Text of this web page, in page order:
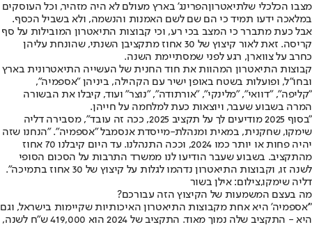
מצבו הכלכלי שלתיאטרוןהפרינג' בארץ מעולם לא היה מזהיר, וכל העוסקים
במלאכה ידעו תמיד כי הם שם לשם האמנות והנשמה, ולא בשביל הכסף.
אבל כעת מתברר כי המצב בכי רע, וכי קבוצות התיאטרון המובילות על סף
קריסה. זאת לאור קיצוץ של 30 אחוז מתקציבן השנתי, שהונחת עליהן
כחרב על צווארן, רגע לפני שמסתיימת השנה.
קבוצות התיאטרון המהוות את חוד החנית של העשייה התיאטרונית בארץ
ובחו"ל, ופועלות בשטח באופן ישיר עם הקהילה, ביניהן "אספמיה",
"קליפה", "דוואי", "מלינקי", "אורתודה", "נוצר" ועוד, קיבלו את הבשורה
המרה בשבוע שעבר, ויוצאות כעת למלחמה על חייהן.
"בסוף 2025 מודיעים לך על תקציב 2025, ככה זה עובד", מסבירה דליה
שימקו, שחקנית, במאית ומנהלת-מייסדת אנסמבל "אספמיה". "הנחנו שזה
יהיה פחות או יותר כמו 2024, וככה התנהלנו. עד היום קיבלנו 70 אחוז
מהתקציב. בשבוע שעבר הודיעו לנו ממשרד התרבות על הסכום הסופי
לשנה זו, וקבוצות התיאטרון נדהמו לגלות על קיצוץ של 30 אחוז בתמיכה".
דליה שימקו,צילום: אילן בשור
מה בעצם המשמעות של הקיצוץ הזה עבורכם?
"'אספמיה' היא אחת מקבוצות התיאטרון האיכותיות שקיימות בישראל, וגם
היא - התקציב שלה נמוך מאוד. התקציב של 2024 הוא 419,000 ש"ח לשנה,